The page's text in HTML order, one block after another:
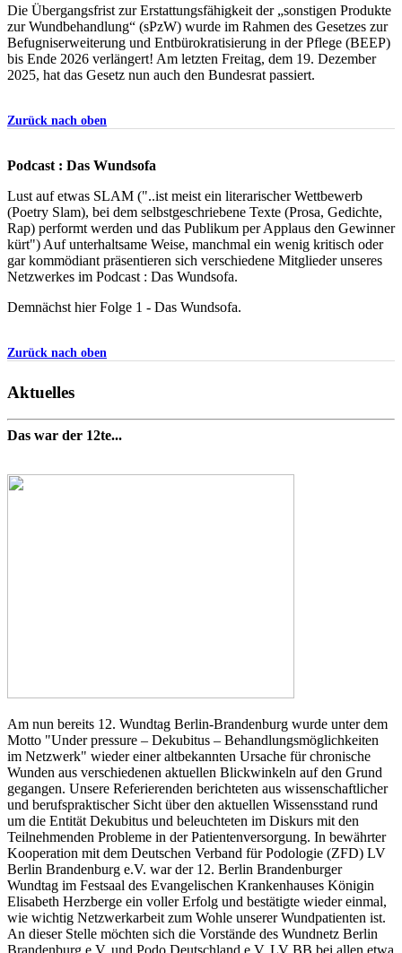
Die Übergangsfrist zur Erstattungsfähigkeit der „sonstigen Produkte
zur Wundbehandlung“ (sPzW) wurde im Rahmen des Gesetzes zur
Befugniserweiterung und Entbürokratisierung in der Pflege (BEEP)
bis Ende 2026 verlängert! Am letzten Freitag, dem 19. Dezember
2025, hat das Gesetz nun auch den Bundesrat passiert.
Zurück nach oben
Podcast : Das Wundsofa
Lust auf etwas SLAM ("..ist meist ein literarischer Wettbewerb
(Poetry Slam), bei dem selbstgeschriebene Texte (Prosa, Gedichte,
Rap) performt werden und das Publikum per Applaus den Gewinner
kürt") Auf unterhaltsame Weise, manchmal ein wenig kritisch oder
gar kommödiant präsentieren sich verschiedene Mitglieder unseres
Netzwerkes im Podcast : Das Wundsofa.
Demnächst hier Folge 1 - Das Wundsofa.
Zurück nach oben
Aktuelles
Das war der 12te...
Am nun bereits 12. Wundtag Berlin-Brandenburg wurde unter dem
Motto "Under pressure – Dekubitus – Behandlungsmöglichkeiten
im Netzwerk" wieder einer altbekannten Ursache für chronische
Wunden aus verschiedenen aktuellen Blickwinkeln auf den Grund
gegangen. Unsere Referierenden berichteten aus wissenschaftlicher
und berufspraktischer Sicht über den aktuellen Wissensstand rund
um die Entität Dekubitus und beleuchteten im Diskurs mit den
Teilnehmenden Probleme in der Patientenversorgung. In bewährter
Kooperation mit dem Deutschen Verband für Podologie (ZFD) LV
Berlin Brandenburg e.V. war der 12. Berlin Brandenburger
Wundtag im Festsaal des Evangelischen Krankenhauses Königin
Elisabeth Herzberge ein voller Erfolg und bestätigte wieder einmal,
wie wichtig Netzwerkarbeit zum Wohle unserer Wundpatienten ist.
An dieser Stelle möchten sich die Vorstände des Wundnetz Berlin